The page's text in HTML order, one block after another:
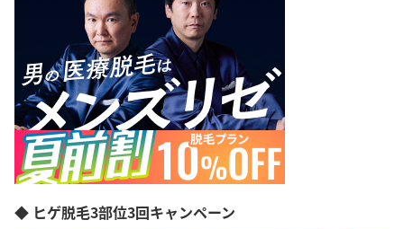
◆ ヒゲ脱毛3部位3回キャンペーン